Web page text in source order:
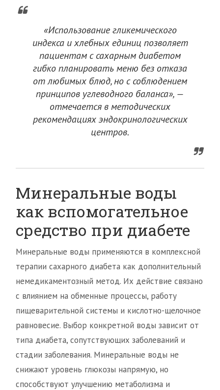
«Использование гликемического
индекса и хлебных единиц позволяет
пациентам с сахарным диабетом
гибко планировать меню без отказа
от любимых блюд, но с соблюдением
принципов углеводного баланса», —
отмечается в методических
рекомендациях эндокринологических
центров.
Минеральные воды
как вспомогательное
средство при диабете
Минеральные воды применяются в комплексной
терапии сахарного диабета как дополнительный
немедикаментозный метод. Их действие связано
с влиянием на обменные процессы, работу
пищеварительной системы и кислотно-щелочное
равновесие. Выбор конкретной воды зависит от
типа диабета, сопутствующих заболеваний и
стадии заболевания. Минеральные воды не
снижают уровень глюкозы напрямую, но
способствуют улучшению метаболизма и